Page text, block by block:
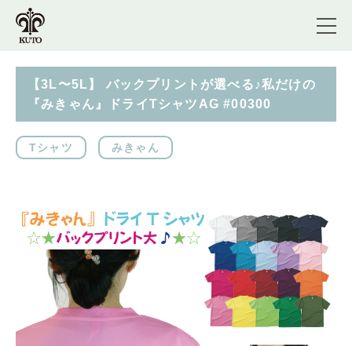
【3L〜5L】 バックプリントが選べる♪私だけの
『みきゃん』ドライTシャツAG #00300
Tシャツ みきゃん